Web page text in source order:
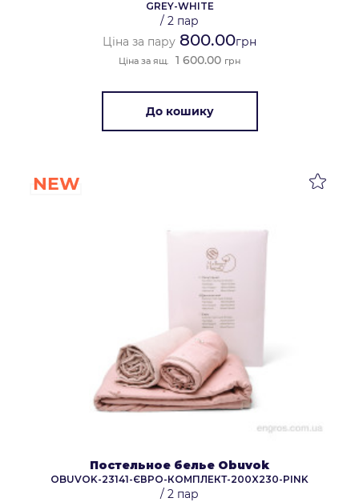
GREY-WHITE
/ 2 пар
Ціна за пару 800.00грн
Ціна за ящ. 1 600.00 грн
До кошику
NEW
Постельное белье Obuvok
OBUVOK-23141-ЄВРО-КОМПЛЕКТ-200X230-PINK
/ 2 пар